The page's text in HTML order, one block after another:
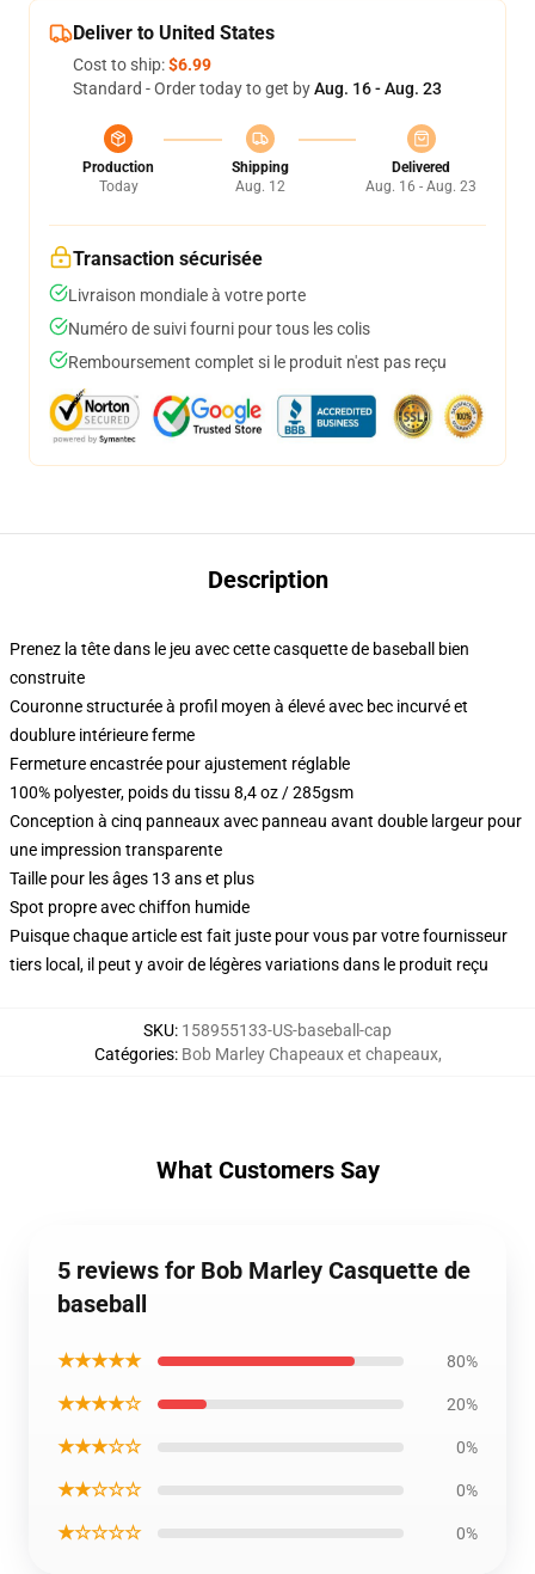
Deliver to United States
Cost to ship:$6.99
Standard - Order today to get byAug. 16 - Aug. 23
Production
Today
Shipping
Aug. 12
Delivered
Aug. 16 - Aug. 23
Transaction sécurisée
Livraison mondiale à votre porte
Numéro de suivi fourni pour tous les colis
Remboursement complet si le produit n'est pas reçu
Description
Prenez la tête dans le jeu avec cette casquette de baseball bien
construite
Couronne structurée à profil moyen à élevé avec bec incurvé et
doublure intérieure ferme
Fermeture encastrée pour ajustement réglable
100% polyester, poids du tissu 8,4 oz / 285gsm
Conception à cinq panneaux avec panneau avant double largeur pour
une impression transparente
Taille pour les âges 13 ans et plus
Spot propre avec chiffon humide
Puisque chaque article est fait juste pour vous par votre fournisseur
tiers local, il peut y avoir de légères variations dans le produit reçu
SKU: 158955133-US-baseball-cap
Catégories: Bob Marley Chapeaux et chapeaux,
What Customers Say
5 reviews for Bob Marley Casquette de
baseball
★★★★★ 80%
★★★★☆ 20%
★★★☆☆ 0%
★★☆☆☆ 0%
★☆☆☆☆ 0%